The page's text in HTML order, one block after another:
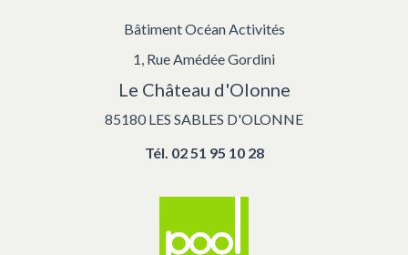
Bâtiment Océan Activités
1, Rue Amédée Gordini
Le Château d'Olonne
85180 LES SABLES D'OLONNE
Tél. 02 51 95 10 28